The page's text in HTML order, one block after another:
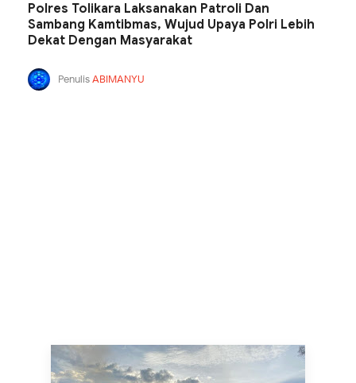
Polres Tolikara Laksanakan Patroli Dan
Sambang Kamtibmas, Wujud Upaya Polri Lebih
Dekat Dengan Masyarakat
PenulisABIMANYU